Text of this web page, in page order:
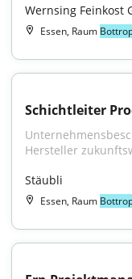
Wernsing Feinkost
Essen, Raum
Schichtleiter
Hersteller
Stäubli
Essen, Raum